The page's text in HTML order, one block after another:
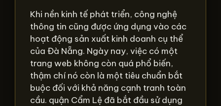
Khi nền kinh tế phát triển, công nghệ
thông tin cũng được ứng dụng vào các
hoạt động sản xuất kinh doanh cụ thể
của Đà Nẵng. Ngày nay, việc có một
trang web không còn quá phổ biến,
thậm chí nó còn là một tiêu chuẩn bắt
buộc đối với khả năng cạnh tranh toàn
cầu. quận Cẩm Lệ đã bắt đầu sử dụng